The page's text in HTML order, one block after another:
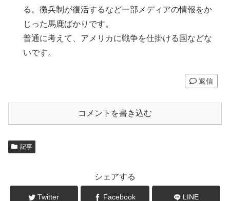
る。徴兵制が復活するなど一部メディアの情報をか
じった馬鹿ばかりです。
普通に考えて、アメリカに戦争を仕掛ける国などな
いです。
返信
コメントを書き込む
記事
シェアする
Twitter Facebook LINE